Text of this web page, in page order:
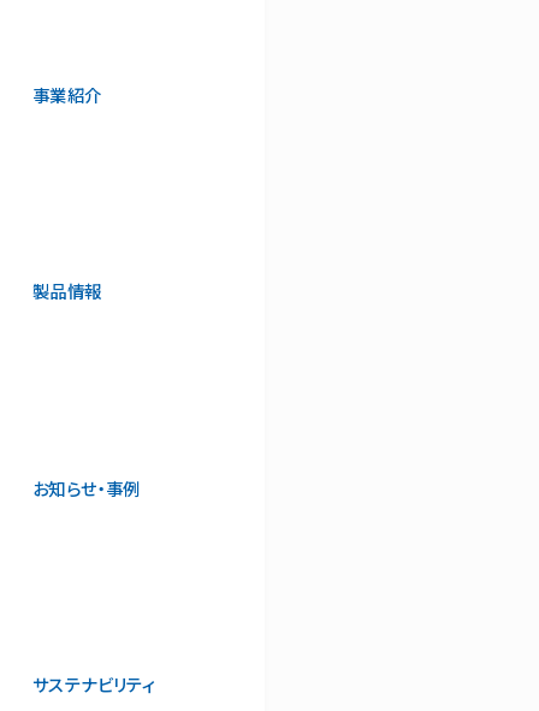
事業紹介
製品情報
お知らせ・事例
サステナビリティ